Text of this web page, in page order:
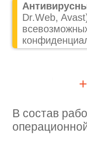
Dr.Web,
В состав